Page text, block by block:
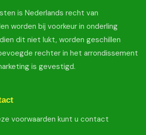
is Nederlands recht van
worden bij voorkeur in onderling
dit niet lukt, worden geschillen
rechter in het arrondissement
is gevestigd.
voorwaarden kunt u contact